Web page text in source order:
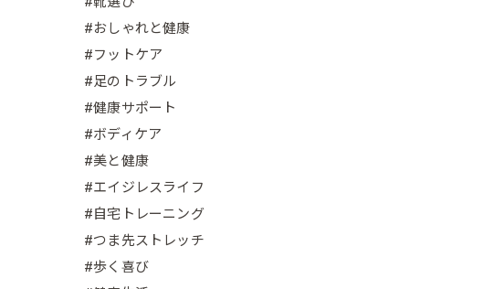
#おしゃれと健康
#フットケア
#足のトラブル
#健康サポート
#ボディケア
#美と健康
#エイジレスライフ
#自宅トレーニング
#つま先ストレッチ
#歩く喜び